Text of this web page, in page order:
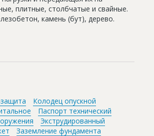
плитные, столбчатые и свайные.
камень (бут), дерево.
Колодец опускной
Паспорт технический
Экструдированный
Заземление фундамента